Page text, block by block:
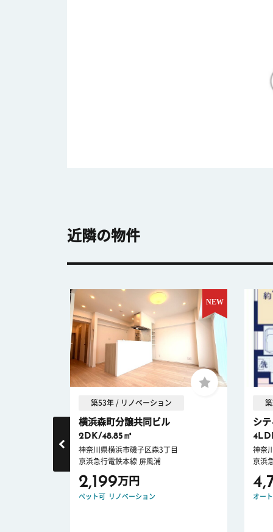
近隣の物件
築53年 / リノベーション
横浜森町分譲共同ビル
2DK/48.85㎡
神奈川県横浜市磯子区森3丁目
京浜急行電鉄本線 屏風浦
2,199万円
ペット可 リノベーション
シ
神奈
京浜
オー